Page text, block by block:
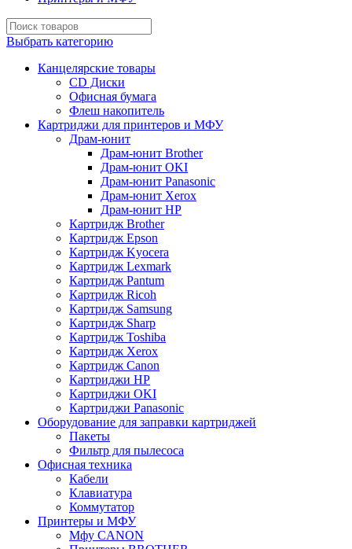
Выбрать категорию
Канцелярские товары
CD Диски
Офисная бумага
Флеш накопитель
Картриджи для принтеров и МФУ
Драм-юнит
Драм-юнит Brother
Драм-юнит OKI
Драм-юнит Panasonic
Драм-юнит Xerox
Драм-юнит НР
Картридж Brother
Картридж Epson
Картридж Kyocera
Картридж Lexmark
Картридж Pantum
Картридж Ricoh
Картридж Samsung
Картридж Sharp
Картридж Toshiba
Картридж Xerox
Картридж Сanon
Картриджи HP
Картриджи OKI
Картриджи Panasonic
Оборудование для заправки картриджей
Пакеты
Фильтр для пылесоса
Офисная техника
Кабели
Клавиатура
Коммутатор
Принтеры и МФУ
Мфу CANON